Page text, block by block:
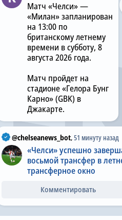
Матч «Челси» —
«Милан» запланирован
на 13:00 по
британскому летнему
времени в субботу, 8
августа 2026 года.
Матч пройдет на
стадионе «Гелора Бунг
Карно» (GBK) в
Джакарте.
@chelseanews_bot,51 минуту назад
«Челси» успешно
восьмой трансфер в
трансферное окно
Комментировать